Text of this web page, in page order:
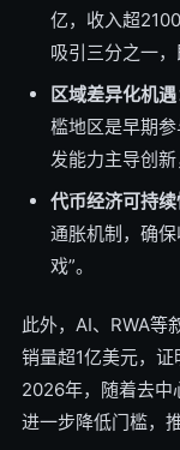
亿，收入超
吸引三分之一
区域差异化机遇
槛地区是早期
发能力主导创新
代币经济可持
通胀机制，确
戏”。
此外，AI、RWA等
销量超1亿美元，证
2026年，随着去中
进一步降低门槛，